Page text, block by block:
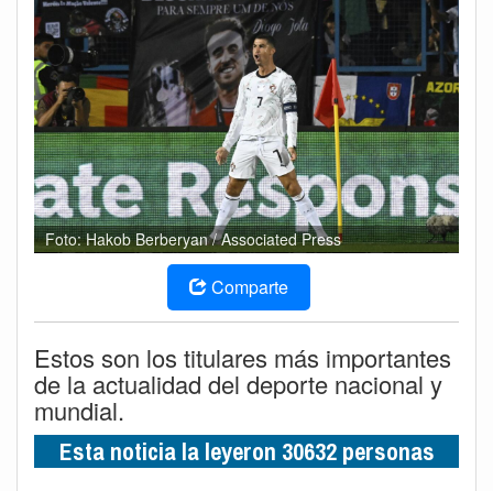
Foto: Hakob Berberyan / Associated Press
Comparte
Estos son los titulares más importantes
de la actualidad del deporte nacional y
mundial.
Esta noticia la leyeron 30632 personas